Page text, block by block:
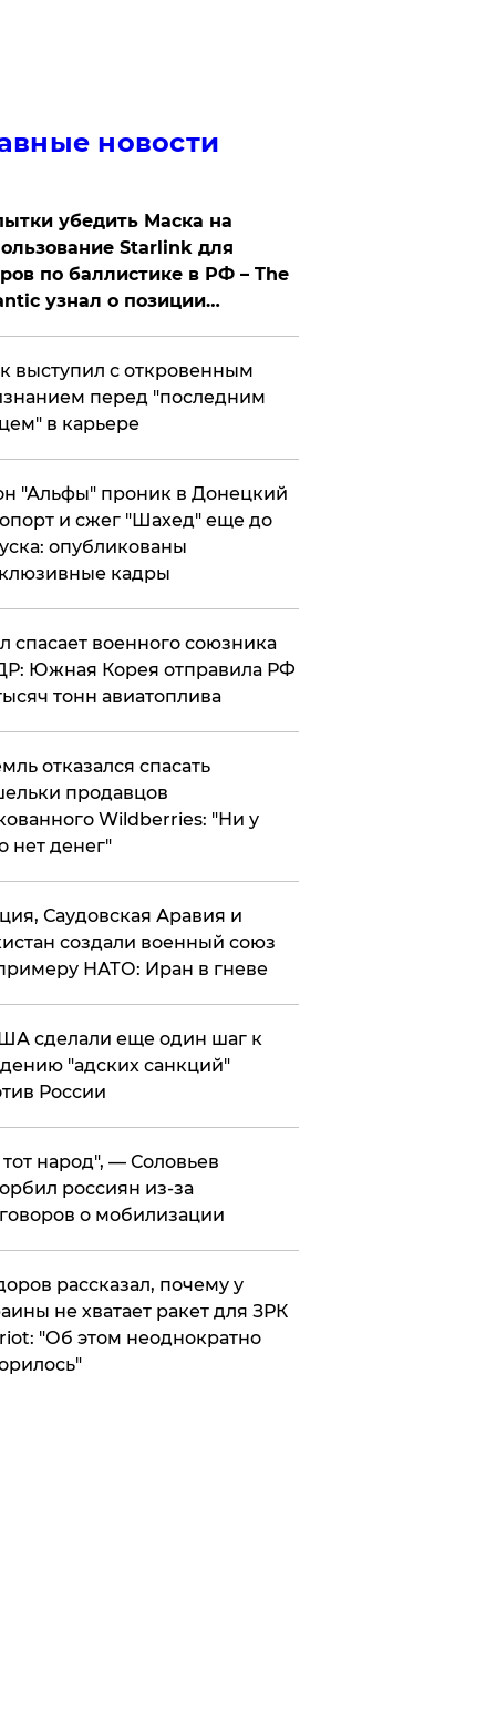
новости
убедить Маска на
Starlink для
по баллистике в РФ – The
узнал о позиции
выступил с откровенным
перед "последним
в карьере
"Альфы" проник в Донецкий
и сжег "Шахед" еще до
опубликованы
кадры
спасает военного союзника
Южная Корея отправила РФ
тонн авиатоплива
отказался спасать
продавцов
Wildberries: "Ни у
нет денег"
Саудовская Аравия и
создали военный союз
НАТО: Иран в гневе
сделали еще один шаг к
"адских санкций"
России
народ", — Соловьев
россиян из-за
о мобилизации
рассказал, почему у
не хватает ракет для ЗРК
"Об этом неоднократно